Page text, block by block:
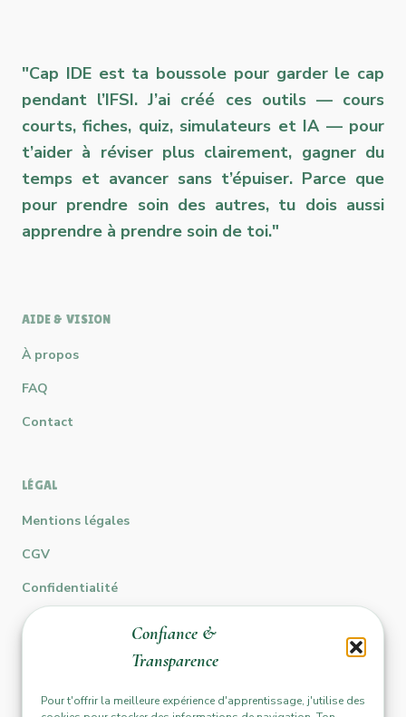
Confiance &
Transparence
Pour t'offrir la meilleure expérience d'apprentissage, j'utilise des
"Cap IDE est ta boussole pour garder le cap
pendant l’IFSI. J’ai créé ces outils — cours
courts, fiches, quiz, simulateurs et IA — pour
t’aider à réviser plus clairement, gagner du
temps et avancer sans t’épuiser. Parce que
pour prendre soin des autres, tu dois aussi
apprendre à prendre soin de toi."
AIDE & VISION
À propos
FAQ
Contact
LÉGAL
Mentions légales
CGV
Confidentialité
Rejoins la communauté ESI